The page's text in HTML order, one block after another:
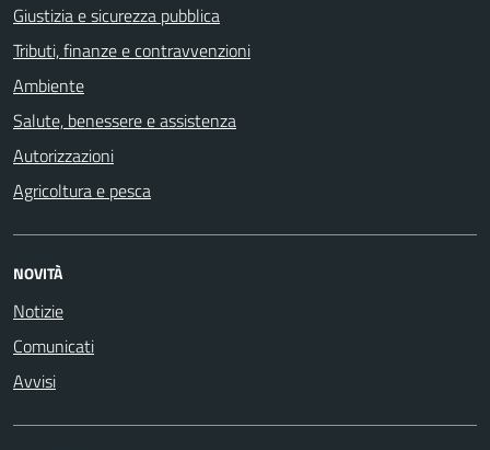
Giustizia e sicurezza pubblica
Tributi, finanze e contravvenzioni
Ambiente
Salute, benessere e assistenza
Autorizzazioni
Agricoltura e pesca
NOVITÀ
Notizie
Comunicati
Avvisi